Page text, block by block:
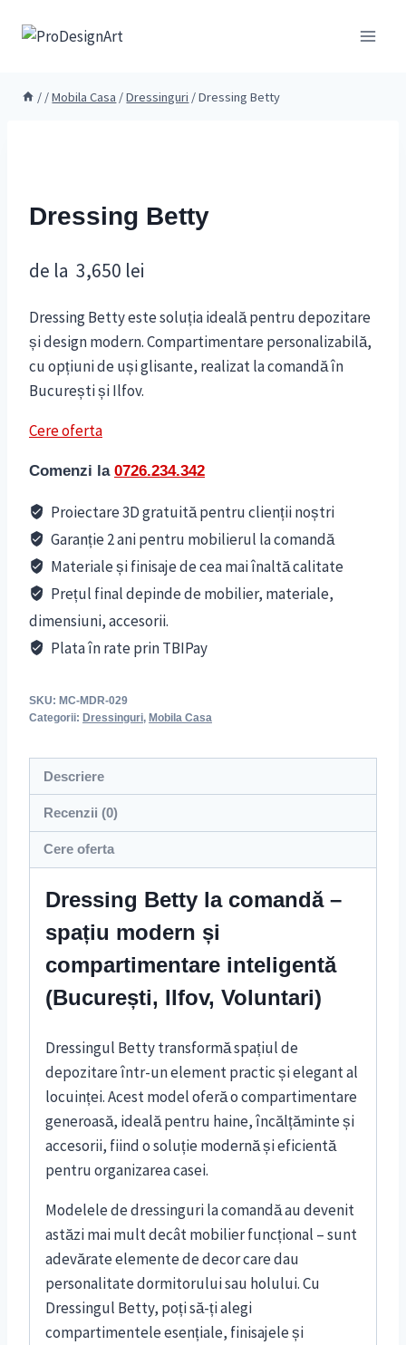
/ /Mobila Casa /Dressinguri /Dressing Betty
Dressing Betty
de la 3,650 lei
Dressing Betty este soluția ideală pentru depozitare
și design modern. Compartimentare personalizabilă,
cu opțiuni de uși glisante, realizat la comandă în
București și Ilfov.
Cere oferta
Comenzi la 0726.234.342
Proiectare 3D gratuită pentru clienții noștri
Garanție 2 ani pentru mobilierul la comandă
Materiale și finisaje de cea mai înaltă calitate
Prețul final depinde de mobilier, materiale,
dimensiuni, accesorii.
Plata în rate prin TBIPay
SKU: MC-MDR-029
Categorii: Dressinguri, Mobila Casa
Descriere
Recenzii (0)
Cere oferta
Dressing Betty la comandă –
spațiu modern și
compartimentare inteligentă
(București, Ilfov, Voluntari)
Dressingul Betty transformă spațiul de
depozitare într-un element practic și elegant al
locuinței. Acest model oferă o compartimentare
generoasă, ideală pentru haine, încălțăminte și
accesorii, fiind o soluție modernă și eficientă
pentru organizarea casei.
Modelele de dressinguri la comandă au devenit
astăzi mai mult decât mobilier funcțional – sunt
adevărate elemente de decor care dau
personalitate dormitorului sau holului. Cu
Dressingul Betty, poți să-ți alegi
compartimentele esențiale, finisajele și